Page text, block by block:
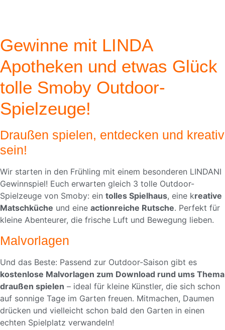
Gewinne mit LINDA
Apotheken und etwas Glück
tolle Smoby Outdoor-
Spielzeuge!
Draußen spielen, entdecken und kreativ
sein!
Wir starten in den Frühling mit einem besonderen LINDANI
Gewinnspiel! Euch erwarten gleich 3 tolle Outdoor-
Spielzeuge von Smoby: ein tolles Spielhaus, eine kreative
Matschküche und eine actionreiche Rutsche. Perfekt für
kleine Abenteurer, die frische Luft und Bewegung lieben.
Malvorlagen
Und das Beste: Passend zur Outdoor-Saison gibt es
kostenlose Malvorlagen zum Download rund ums Thema
draußen spielen – ideal für kleine Künstler, die sich schon
auf sonnige Tage im Garten freuen. Mitmachen, Daumen
drücken und vielleicht schon bald den Garten in einen
echten Spielplatz verwandeln!